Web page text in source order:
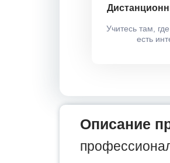
Учитесь там,
есть
Описание